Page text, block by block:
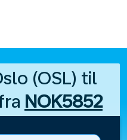
(OSL) til
NOK5852